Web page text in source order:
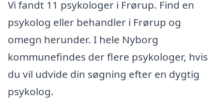
Vi fandt 11 psykologer i Frørup. Find en
psykolog eller behandler i Frørup og
omegn herunder. I hele Nyborg
kommunefindes der flere psykologer, hvis
du vil udvide din søgning efter en dygtig
psykolog.